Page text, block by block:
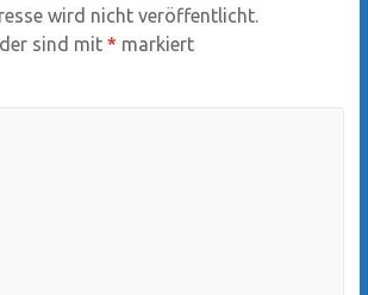
wird nicht veröffentlicht.
sind mit * markiert